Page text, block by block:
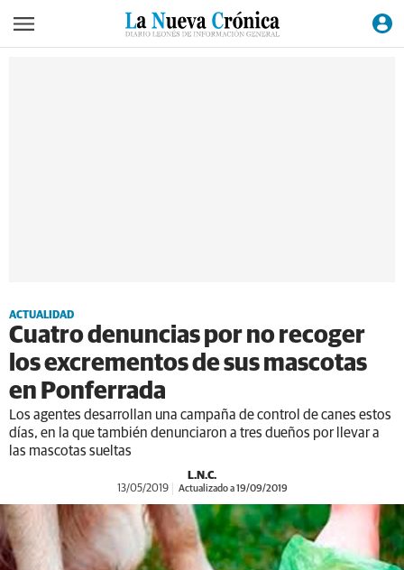
ACTUALIDAD
Cuatro denuncias por no recoger
los excrementos de sus mascotas
en Ponferrada
Los agentes desarrollan una campaña de control de canes estos
días, en la que también denunciaron a tres dueños por llevar a
las mascotas sueltas
L.N.C.
13/05/2019 Actualizado a 19/09/2019